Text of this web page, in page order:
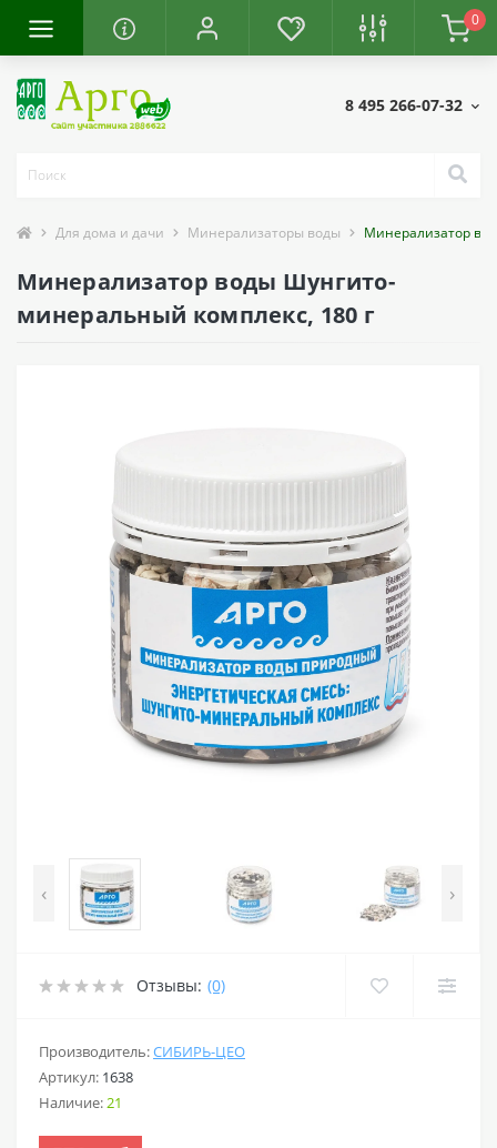
0
8 495 266-07-32
Для дома и дачи Минерализаторы воды Минерализатор
Минерализатор воды Шунгито-
минеральный комплекс, 180 г
‹ ›
Отзывы: (0)
Производитель:СИБИРЬ-ЦЕО
Артикул: 1638
Наличие:21